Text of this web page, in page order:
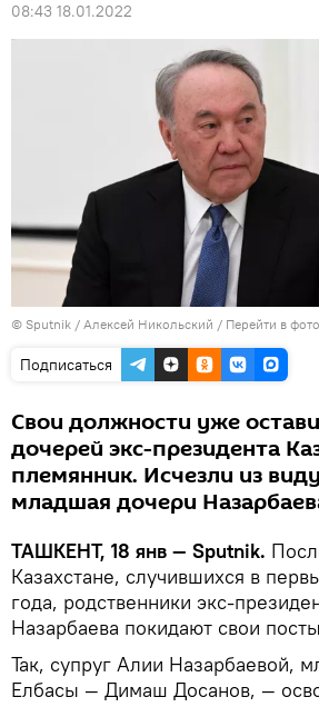
08:43 18.01.2022
© Sputnik / Алексей Никольский / Перейти в
Подписаться
Свои должности уже
дочерей экс-президента
племянник. Исчезли из
младшая дочери
ТАШКЕНТ, 18 янв — Sputnik.
Казахстане, случившихся в
года, родственники экс-
Назарбаева покидают свои
Так, супруг Алии Назарбаевой,
Елбасы — Димаш Досанов, —